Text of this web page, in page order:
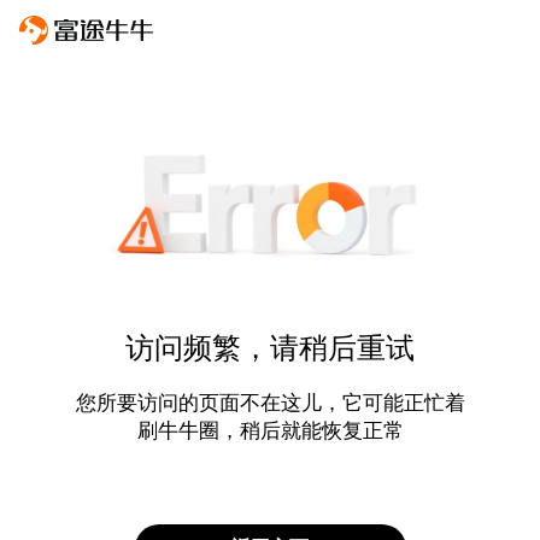
访问频繁，请稍后重试
您所要访问的页面不在这儿，它可能正忙着
刷牛牛圈，稍后就能恢复正常